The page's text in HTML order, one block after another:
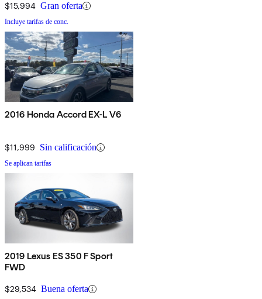
$15,994 Gran oferta
Incluye tarifas de conc.
2016 Honda Accord EX-L V6
$11,999 Sin calificación
Se aplican tarifas
2019 Lexus ES 350 F Sport
FWD
$29,534 Buena oferta